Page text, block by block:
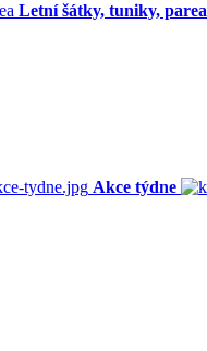
Letní šátky, tuniky, parea
Akce týdne